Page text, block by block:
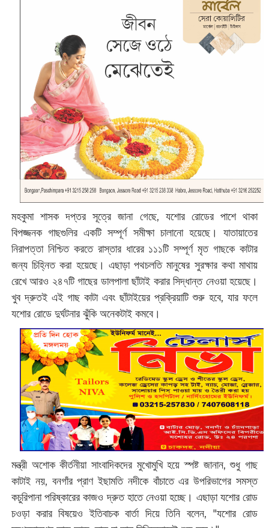
মহকুমা শাসক দপ্তর সূত্রে জানা গেছে, যশোর রোডের পাশে থাকা
বিপজ্জনক গাছগুলির একটি সম্পূর্ণ সমীক্ষা চালানো হয়েছে। যাতায়াতের
নিরাপত্তা নিশ্চিত করতে রাস্তার ধারের ১১১টি সম্পূর্ণ মৃত গাছকে কাটার
জন্য চিহ্নিত করা হয়েছে। এছাড়া পথচলতি মানুষের সুরক্ষার কথা মাথায়
রেখে আরও ২৪৭টি গাছের ডালপালা ছাঁটাই করার সিদ্ধান্ত নেওয়া হয়েছে।
খুব দ্রুতই এই গাছ কাটা এবং ছাঁটাইয়ের প্রক্রিয়াটি শুরু হবে, যার ফলে
যশোর রোডে দুর্ঘটনার ঝুঁকি অনেকটাই কমবে।
মন্ত্রী অশোক কীর্তনীয়া সাংবাদিকদের মুখোমুখি হয়ে স্পষ্ট জানান, শুধু গাছ
কাটাই নয়, বনগাঁর প্রাণ ইছামতি নদীকে বাঁচাতে এর উপরিভাগের সমস্ত
কচুরিপানা পরিষ্কারের কাজও দ্রুত হাতে নেওয়া হচ্ছে। এছাড়া যশোর রোড
চওড়া করার বিষয়েও ইতিবাচক বার্তা দিয়ে তিনি বলেন, "যশোর রোড